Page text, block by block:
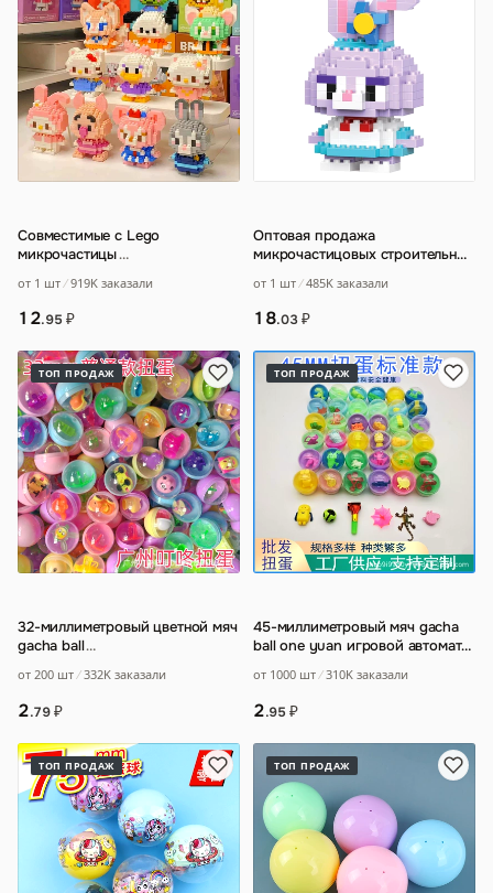
Совместимые с Lego
микрочастицы…
от 1 шт 919K заказали
12.95 ₽
Оптовая продажа
микрочастицовых строительных
от 1 шт 485K заказали
18.03₽
ТОП ПРОДАЖ
32-миллиметровый цветной мяч
gacha ball…
от 200 шт 332K заказали
2.79₽
ТОП ПРОДАЖ
45-миллиметровый мяч gacha
ball one yuan игровой автомат
от 1000 шт 310K заказали
2.95 ₽
ТОП ПРОДАЖ ТОП ПРОДАЖ